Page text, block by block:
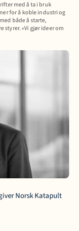
med å ta i bruk
for å koble industri og
både å starte,
styrer. «Vi gjør ideer om
Norsk Katapult